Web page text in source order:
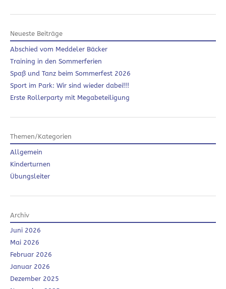
Neueste Beiträge
Abschied vom Meddeler Bäcker
Training in den Sommerferien
Spaß und Tanz beim Sommerfest 2026
Sport im Park: Wir sind wieder dabei!!!
Erste Rollerparty mit Megabeteiligung
Themen/Kategorien
Allgemein
Kinderturnen
Übungsleiter
Archiv
Juni 2026
Mai 2026
Februar 2026
Januar 2026
Dezember 2025